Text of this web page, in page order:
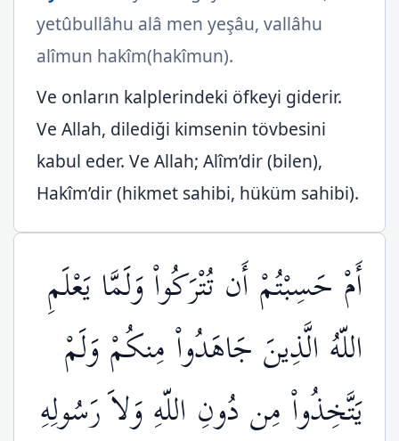
yetûbullâhu alâ men yeşâu, vallâhu
alîmun hakîm(hakîmun).
Ve onların kalplerindeki öfkeyi giderir.
Ve Allah, dilediği kimsenin tövbesini
kabul eder. Ve Allah; Alîm’dir (bilen),
Hakîm’dir (hikmet sahibi, hüküm sahibi).
أَمْ حَسِبْتُمْ أَن تُتْرَكُواْ وَلَمَّا يَعْلَمِ
اللّهُ الَّذِينَ جَاهَدُواْ مِنكُمْ وَلَمْ
يَتَّخِذُواْ مِن دُونِ اللّهِ وَلاَ رَسُولِهِ